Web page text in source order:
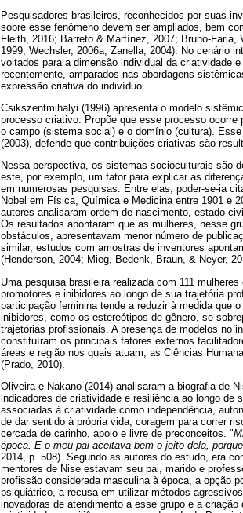
Pesquisadores brasileiros, reconhecidos por suas
sobre esse fenômeno devem ser ampliados, bem
Fleith, 2016; Barreto & Martínez, 2007; Bruno-
1999; Wechsler, 2006a; Zanella, 2004). No cenário
voltados para a dimensão individual da criatividade
recentemente, amparados nas abordagens
expressão criativa do indivíduo.
Csikszentmihalyi (1996) apresenta o modelo
processo criativo. Propõe que esse processo
o campo (sistema social) e o domínio (cultura).
(2003), defende que contribuições criativas são
Nessa perspectiva, os sistemas socioculturais são
este, por exemplo, um fator para explicar as
em numerosas pesquisas. Entre elas, poder-se-ia
Nobel em Física, Química e Medicina entre 1901 e
autores analisaram ordem de nascimento, estado
Os resultados apontaram que as mulheres, nesse
obstáculos, apresentavam menor número de
similar, estudos com amostras de inventores
(Henderson, 2004; Mieg, Bedenk, Braun, & Neyer,
Uma pesquisa brasileira realizada com 111
promotores e inibidores ao longo de sua trajetória
participação feminina tende a reduzir à medida que
inibidores, como os estereótipos de gênero, se
trajetórias profissionais. A presença de modelos no
constituíram os principais fatores externos
áreas e região nos quais atuam, as Ciências
(Prado, 2010).
Oliveira e Nakano (2014) analisaram a biografia de
indicadores de criatividade e resiliência ao longo de
associadas à criatividade como independência,
de dar sentido à própria vida, coragem para correr
cercada de carinho, apoio e livre de preconceitos. "
época. E o meu pai aceitava bem o jeito dela,
2014, p. 508). Segundo as autoras do estudo, era
mentores de Nise estavam seu pai, marido e
profissão considerada masculina à época, a opção
psiquiátrico, a recusa em utilizar métodos
inovadoras de atendimento a esse grupo e a